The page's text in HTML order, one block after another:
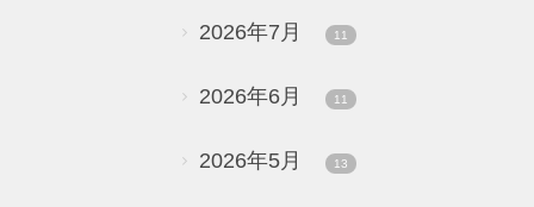
2026年7月 11
2026年6月 11
2026年5月 13